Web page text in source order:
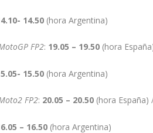
14.50(hora Argentina)
FP2: 19.05 – 19.50(hora
15.50(hora Argentina)
FP2: 20.05 – 20.50(hora España)
– 16.50(hora Argentina)